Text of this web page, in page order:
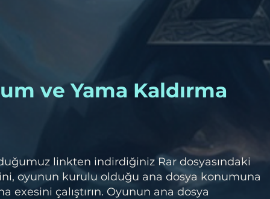
ve Yama Kaldırma
linkten indirdiğiniz Rar dosyasındaki
oyunun kurulu olduğu ana dosya konumuna
exesini çalıştırın. Oyunun ana dosya